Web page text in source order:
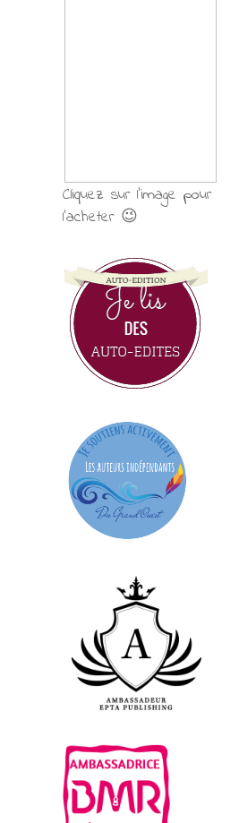
Cliquez sur l'image pour
l'acheter 😉